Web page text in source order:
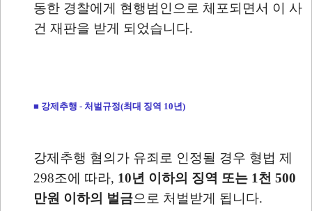
동한 경찰에게 현행범인으로 체포되면서 이 사
건 재판을 받게 되었습니다.
■ 강제추행 - 처벌규정(최대 징역 10년)
강제추행 혐의가 유죄로 인정될 경우 형법 제
298조에 따라, 10년 이하의 징역 또는 1천 500
만원 이하의 벌금으로 처벌받게 됩니다.